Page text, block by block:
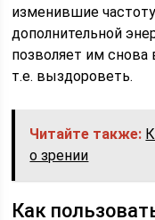
изменившие
дополнительной
позволяет им снова
т.е. выздороветь.
Читайте также:
о зрении
Как